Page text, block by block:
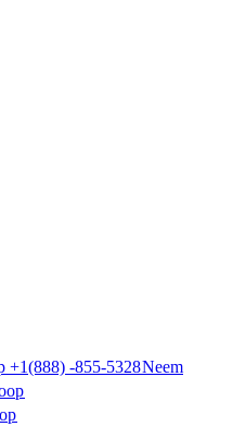
+1(888) -855-5328​​Neem